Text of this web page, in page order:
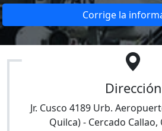
Corrige la
Dirección
Jr. Cusco 4189 Urb.
Quilca)- Cercado Callao,